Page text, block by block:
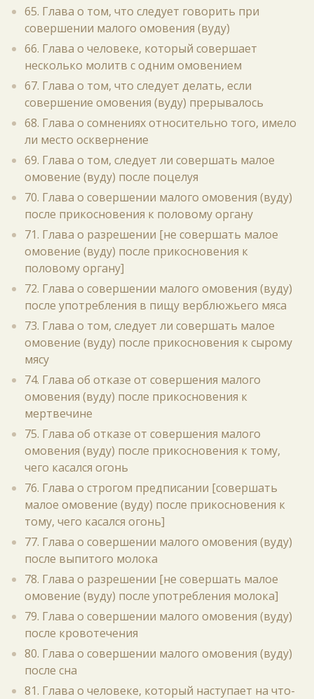
65. Глава о том, что следует говорить при
совершении малого омовения (вуду)
66. Глава о человеке, который совершает
несколько молитв с одним омовением
67. Глава о том, что следует делать, если
совершение омовения (вуду) прерывалось
68. Глава о сомнениях относительно того, имело
ли место осквернение
69. Глава о том, следует ли совершать малое
омовение (вуду) после поцелуя
70. Глава о совершении малого омовения (вуду)
после прикосновения к половому органу
71. Глава о разрешении [не совершать малое
омовение (вуду) после прикосновения к
половому органу]
72. Глава о совершении малого омовения (вуду)
после употребления в пищу верблюжьего мяса
73. Глава о том, следует ли совершать малое
омовение (вуду) после прикосновения к сырому
мясу
74. Глава об отказе от совершения малого
омовения (вуду) после прикосновения к
мертвечине
75. Глава об отказе от совершения малого
омовения (вуду) после прикосновения к тому,
чего касался огонь
76. Глава о строгом предписании [совершать
малое омовение (вуду) после прикосновения к
тому, чего касался огонь]
77. Глава о совершении малого омовения (вуду)
после выпитого молока
78. Глава о разрешении [не совершать малое
омовение (вуду) после употребления молока]
79. Глава о совершении малого омовения (вуду)
после кровотечения
80. Глава о совершении малого омовения (вуду)
после сна
81. Глава о человеке, который наступает на что-